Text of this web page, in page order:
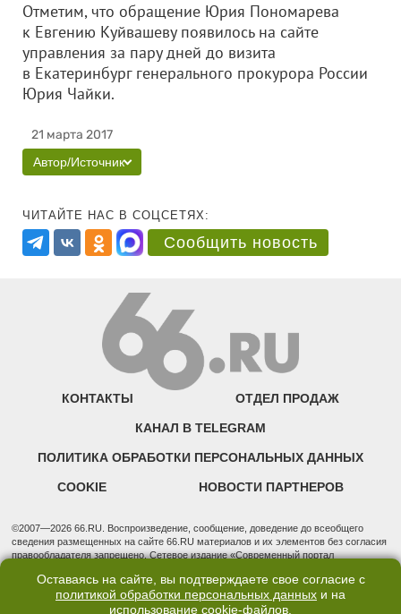
Отметим, что обращение Юрия Пономарева
к Евгению Куйвашеву появилось на сайте
управления за пару дней до визита
в Екатеринбург генерального прокурора России
Юрия Чайки.
21 марта 2017
Автор/Источник
ЧИТАЙТЕ НАС В СОЦСЕТЯХ:
Сообщить новость
КОНТАКТЫ ОТДЕЛ ПРОДАЖ
КАНАЛ В TELEGRAM
ПОЛИТИКА ОБРАБОТКИ ПЕРСОНАЛЬНЫХ ДАННЫХ
COOKIE НОВОСТИ ПАРТНЕРОВ
©2007—2026 66.RU. Воспроизведение, сообщение, доведение до всеобщего
сведения размещенных на сайте 66.RU материалов и их элементов без согласия
правообладателя запрещено. Сетевое издание «Современный портал
надзору в сфере связи, информационных технологий и массовых коммуникаций
(Роскомнадзор). Регистрационный номер ЭЛ № ФС 77 - 76634 от 02.09.2019
Учредитель: Общество с ограниченной ответственностью "66.ру". Юридический
Оставаясь на сайте, вы подтверждаете свое согласие с
политикой обработки персональных данных и на
использование cookie-файлов.